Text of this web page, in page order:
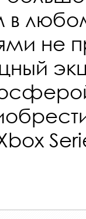
в
не